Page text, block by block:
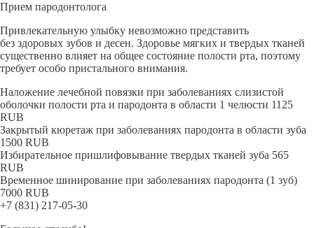
Прием пародонтолога
Привлекательную улыбку невозможно представить
без здоровых зубов и десен. Здоровье мягких и твердых тканей
существенно влияет на общее состояние полости рта, поэтому
требует особо пристального внимания.
Наложение лечебной повязки при заболеваниях слизистой
оболочки полости рта и пародонта в области 1 челюсти 1125
RUB
Закрытый кюретаж при заболеваниях пародонта в области зуба
1500 RUB
Избирательное пришлифовывание твердых тканей зуба 565
RUB
Временное шинирование при заболеваниях пародонта (1 зуб)
7000 RUB
+7 (831) 217-05-30